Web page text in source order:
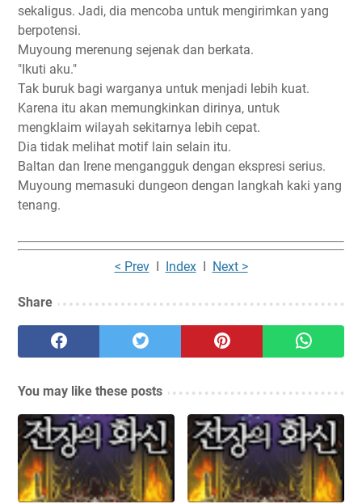
sekaligus. Jadi, dia mencoba untuk mengirimkan yang
berpotensi.
Muyoung merenung sejenak dan berkata.
"Ikuti aku."
Tak buruk bagi warganya untuk menjadi lebih kuat.
Karena itu akan memungkinkan dirinya, untuk
mengklaim wilayah sekitarnya lebih cepat.
Dia tidak melihat motif lain selain itu.
Baltan dan Irene mengangguk dengan ekspresi serius.
Muyoung memasuki dungeon dengan langkah kaki yang
tenang.
< PrevI IndexI Next >
Share
You may like these posts